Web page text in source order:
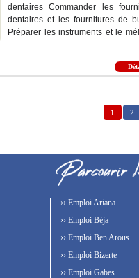
dentaires Commander les
dentaires et les fournitures de
Préparer les instruments et le
1 2
›› Emploi Ariana
›› Emploi Béja
›› Emploi Ben Arous
›› Emploi Bizerte
›› Emploi Gabes